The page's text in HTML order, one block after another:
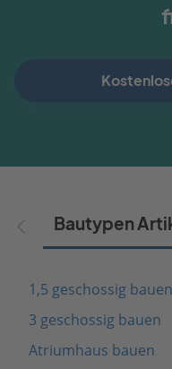
Bautypen
1,5 geschossig bauen
3 geschossig bauen
Atriumhaus bauen